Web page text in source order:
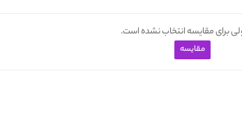
برای مقایسه انتخاب نشده است.